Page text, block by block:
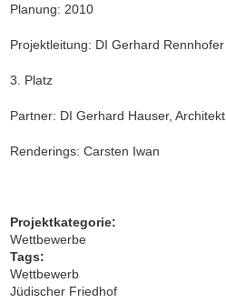
Planung: 2010
Projektleitung: DI Gerhard Rennhofer
3. Platz
Partner: DI Gerhard Hauser, Architekt
Renderings: Carsten Iwan
Projektkategorie:
Wettbewerbe
Tags:
Wettbewerb
Jüdischer Friedhof